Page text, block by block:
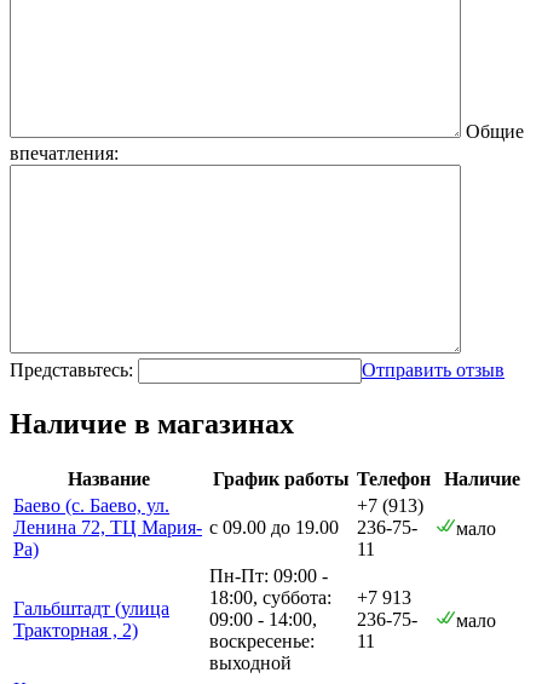
Общие
впечатления:
Представьтесь: Отправить отзыв
Наличие в магазинах
Название График работы Телефон
Наличие
Баево (с. Баево, ул.
Ленина 72, ТЦ Мария-
Ра)
с 09.00 до 19.00
+7 (913)
236-75-
11
мало
Гальбштадт (улица
Тракторная , 2)
Пн-Пт: 09:00 -
18:00, суббота:
09:00 - 14:00,
воскресенье:
выходной
+7 913
236-75-
11
мало